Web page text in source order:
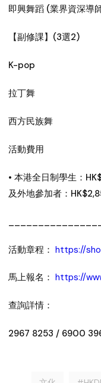
即興舞蹈 (業界資深導
【副修課】(3選2)
K-pop
拉丁舞
西方民族舞
活動費用
• 本港全日制學生：
及外地參加者：
活動章程： https://
馬上報名： https://
查詢詳情：
2967 8253 / 6900